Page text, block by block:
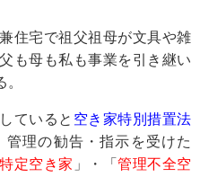
住宅で祖父祖母が文具や雑
も母も私も事業を引き継い
ていると 空き家特別措置法
管理の勧告・指示を受けた
特定空き家 」・「管理不全空